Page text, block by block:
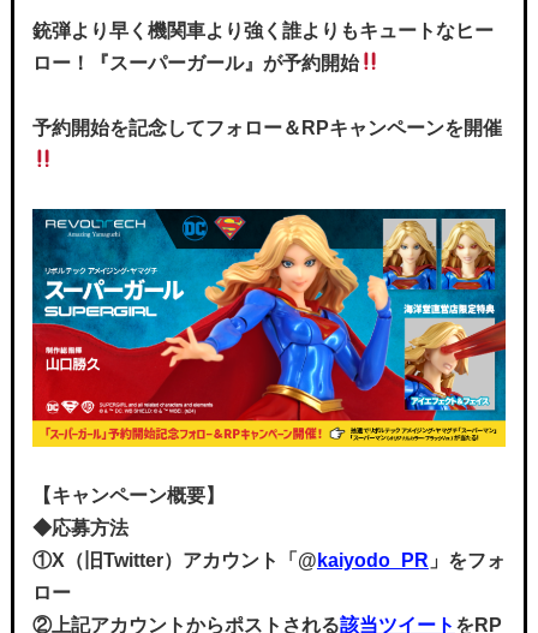
銃弾より早く機関車より強く誰よりもキュートなヒー
ロー！『スーパーガール』が予約開始
予約開始を記念してフォロー＆RPキャンペーンを開催
【キャンペーン概要】
◆応募方法
①X（旧Twitter）アカウント「@ kaiyodo_PR 」をフォ
ロー
②上記アカウントからポストされる該当ツイート をRP